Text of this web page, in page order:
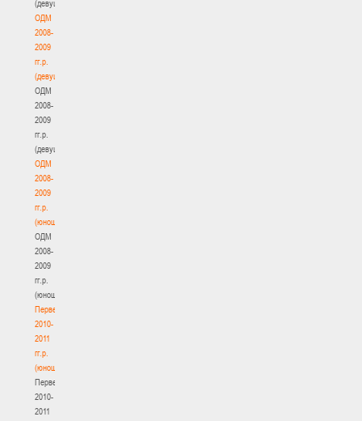
(девушки)
ОДМ
2008-
2009
гг.р.
(девушки)
ОДМ
2008-
2009
гг.р.
(девушки)
ОДМ
2008-
2009
гг.р.
(юноши)
ОДМ
2008-
2009
гг.р.
(юноши)
Первенство
2010-
2011
гг.р.
(юноши)
Первенство
2010-
2011